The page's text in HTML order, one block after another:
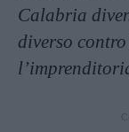
Calabria
diverso